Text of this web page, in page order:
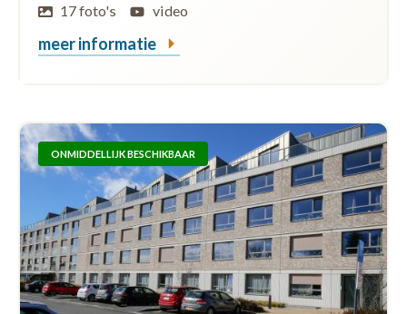
17 foto's
video
meer informatie
ONMIDDELLIJK BESCHIKBAAR